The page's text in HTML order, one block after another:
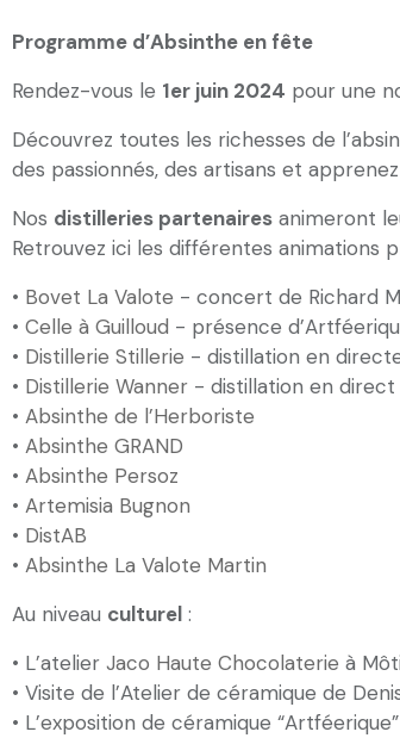
Programme d’Absinthe en fête
Rendez-vous le 1er juin 2024 pour une
Découvrez toutes les richesses de
des passionnés, des artisans et
Nos distilleries partenaires animeront
Retrouvez ici les différentes animations
• Bovet La Valote - concert de Richard
• Celle à Guilloud - présence
• Distillerie Stillerie - distillation en
• Distillerie Wanner - distillation en direct
• Absinthe de l’Herboriste
• Absinthe GRAND
• Absinthe Persoz
• Artemisia Bugnon
• DistAB
• Absinthe La Valote Martin
Au niveau culturel :
• L’atelier Jaco Haute Chocolaterie à
• Visite de l’Atelier de céramique de
• L’exposition de céramique